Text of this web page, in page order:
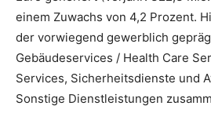
einem Zuwachs von 4,2 Prozent.
der vorwiegend gewerblich
Gebäudeservices / Health Care
Services, Sicherheitsdienste und
Sonstige Dienstleistungen